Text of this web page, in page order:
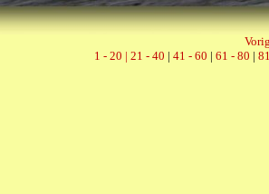
1 - 20 | 21 - 40 | 41 - 60 | 61 - 80 |